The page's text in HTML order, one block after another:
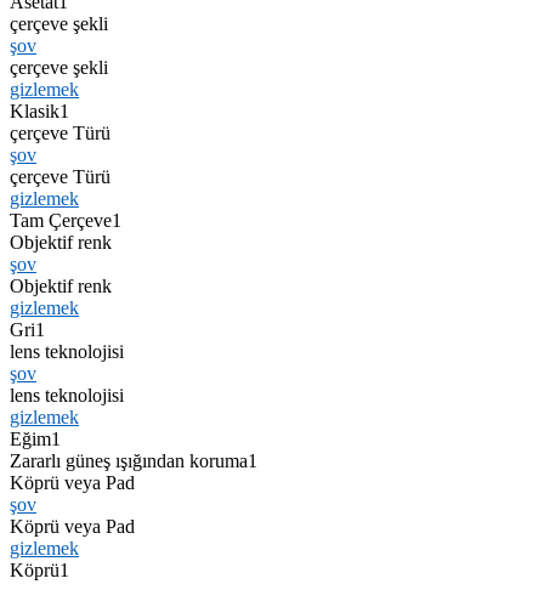
çerçeve şekli
şov
çerçeve şekli
gizlemek
Klasik1
çerçeve Türü
şov
çerçeve Türü
gizlemek
Tam Çerçeve1
Objektif renk
şov
Objektif renk
gizlemek
Gri1
lens teknolojisi
şov
lens teknolojisi
gizlemek
Eğim1
Zararlı güneş ışığından koruma1
Köprü veya Pad
şov
Köprü veya Pad
gizlemek
Köprü1